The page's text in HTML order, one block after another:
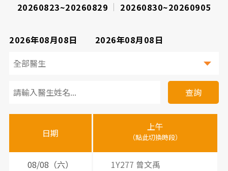
20260823~20260829
20260830~20260905
2026年08月08日 2026年08月08日
診
醫
時
查詢
日期
上午
（點此切換時段）
08/08（六）
1Y277 曾文禹